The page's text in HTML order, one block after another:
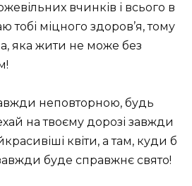
вчинків і всього в
тобі міцного здоров’я, тому
яка жити не може без
неповторною, будь
на твоєму дорозі завжди
квіти, а там, куди б
буде справжнє свято!